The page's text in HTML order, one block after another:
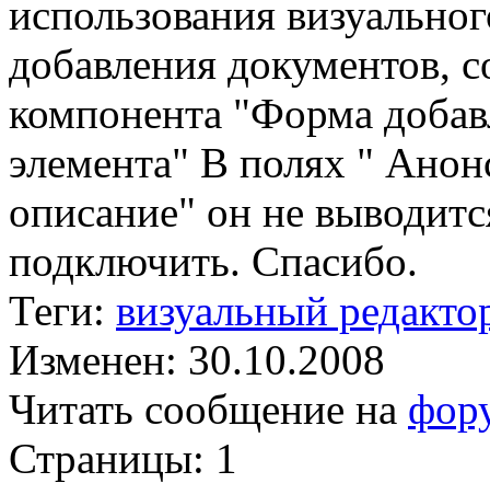
использования
добавления документов,
компонента "Форма
элемента" В полях "
описание" он не
подключить. Спасибо.
Теги: визуальный
Изменен: 30.10.2008
Читать сообщение на
Страницы: 1